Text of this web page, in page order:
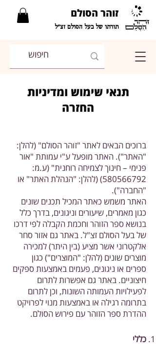
זוהר הסולם
תורתו של בעל הסולם זצ"ל
תנאי שימוש ומדיניות
החזרה
ברוכים הבאים לאתר "זוהר הסולם" (להלן:
"האתר"). האתר מופעל ע"י עמותת "אור
פנימי – חינוך לצמיחה רוחנית" (ע.מ:
580566792) (להלן: "הנהלת האתר" או
"החברה").
האתר משמש כאתר המכיל תכנים שונים
כגון מאמרים, שיעורים וניגונים, בדרך כלל
בנושא ספר הזוהר וחכמת הקבלה לפי דרכו
של בעל הסולם זצ"ל. באתר גם אזור סחר
אלקטרוני אשר מציע (בין היתר) למכירה
מוצרים שונים (להלן: "המוצרים") כגון
ספרים או ניגונים, פעמים באמצעות ספקים
חיצוניים. באתר גם אפשרות לתרום
לפעילויות העמותה השונות, וכן לתרום
בתרומה רגילה או באמצעות מנוי לפרויקט
ההדרת ספר הזוהר עם פירוש הסולם.
כללי